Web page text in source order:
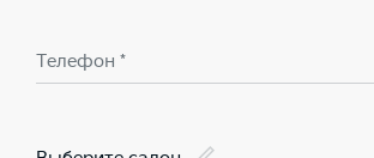
Телефон *